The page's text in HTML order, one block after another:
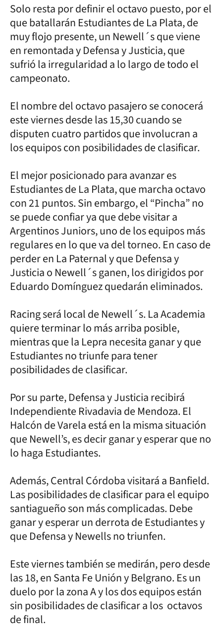
Solo resta por definir el octavo puesto, por el
que batallarán Estudiantes de La Plata, de
muy flojo presente, un Newell´s que viene
en remontada y Defensa y Justicia, que
sufrió la irregularidad a lo largo de todo el
campeonato.
El nombre del octavo pasajero se conocerá
este viernes desde las 15,30 cuando se
disputen cuatro partidos que involucran a
los equipos con posibilidades de clasificar.
El mejor posicionado para avanzar es
Estudiantes de La Plata, que marcha octavo
con 21 puntos. Sin embargo, el “Pincha” no
se puede confiar ya que debe visitar a
Argentinos Juniors, uno de los equipos más
regulares en lo que va del torneo. En caso de
perder en La Paternal y que Defensa y
Justicia o Newell´s ganen, los dirigidos por
Eduardo Domínguez quedarán eliminados.
Racing será local de Newell´s. La Academia
quiere terminar lo más arriba posible,
mientras que la Lepra necesita ganar y que
Estudiantes no triunfe para tener
posibilidades de clasificar.
Por su parte, Defensa y Justicia recibirá
Independiente Rivadavia de Mendoza. El
Halcón de Varela está en la misma situación
que Newell’s, es decir ganar y esperar que no
lo haga Estudiantes.
Además, Central Córdoba visitará a Banfield.
Las posibilidades de clasificar para el equipo
santiagueño son más complicadas. Debe
ganar y esperar un derrota de Estudiantes y
que Defensa y Newells no triunfen.
Este viernes también se medirán, pero desde
las 18, en Santa Fe Unión y Belgrano. Es un
duelo por la zona A y los dos equipos están
sin posibilidades de clasificar a los octavos
de final.